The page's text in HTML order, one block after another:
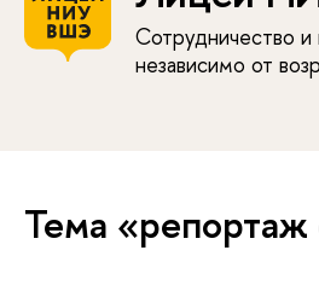
Сотрудничество и
независимо от
Тема